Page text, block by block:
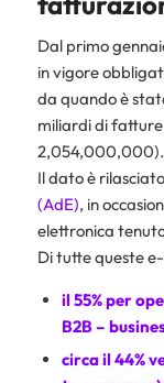
Dal primo
in vigore
da quando è
miliardi di fatture
2,054,000,000).
Il dato è
(AdE), in
elettronica
Di tutte queste
il 55% per
B2B –
circa il 44%